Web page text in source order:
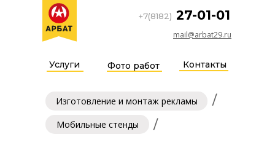
Услуги Фото работ Контакты
mail@arbat29.ru
27-01-01
+7(8182)
/
Изготовление и монтаж рекламы
/
Мобильные стенды